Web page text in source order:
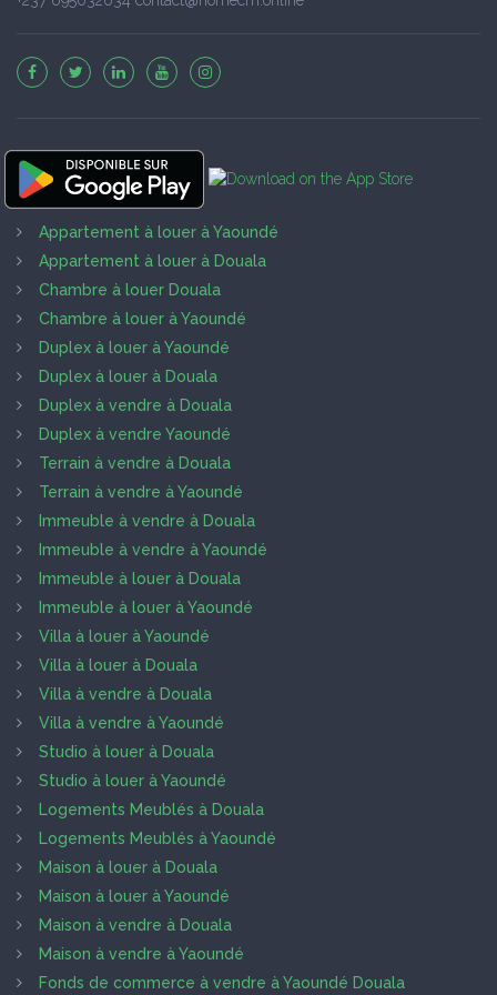
Appartement à louer à Yaoundé
Appartement à louer à Douala
Chambre à louer Douala
Chambre à louer à Yaoundé
Duplex à louer à Yaoundé
Duplex à louer à Douala
Duplex à vendre à Douala
Duplex à vendre Yaoundé
Terrain à vendre à Douala
Terrain à vendre à Yaoundé
Immeuble à vendre à Douala
Immeuble à vendre à Yaoundé
Immeuble à louer à Douala
Immeuble à louer à Yaoundé
Villa à louer à Yaoundé
Villa à louer à Douala
Villa à vendre à Douala
Villa à vendre à Yaoundé
Studio à louer à Douala
Studio à louer à Yaoundé
Logements Meublés à Douala
Logements Meublés à Yaoundé
Maison à louer à Douala
Maison à louer à Yaoundé
Maison à vendre à Douala
Maison à vendre à Yaoundé
Fonds de commerce à vendre à Yaoundé Douala